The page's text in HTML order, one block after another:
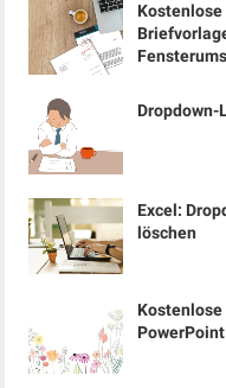
Dropdown-
Excel:
löschen
Kostenlose
PowerPoint